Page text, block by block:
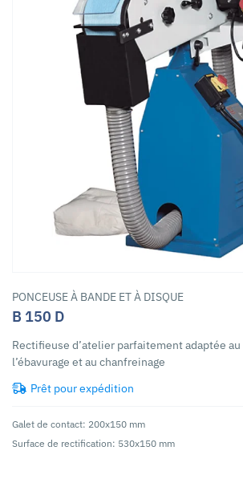
PONCEUSE À BANDE ET À DISQUE
B 150 D
Rectifieuse d’atelier parfaitement adaptée au
l’ébavurage et au chanfreinage
Prêt pour expédition
Galet de contact: 200x150 mm
Surface de rectification: 530x150 mm